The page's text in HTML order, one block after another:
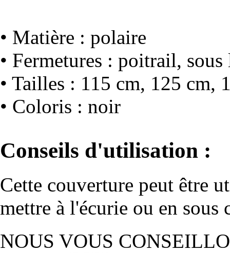
• Matière : polaire
• Fermetures : poitrail,
• Tailles : 115 cm, 125 cm,
• Coloris : noir
Conseils d'utilisation :
Cette couverture peut être
mettre à l'écurie ou en sous
NOUS VOUS